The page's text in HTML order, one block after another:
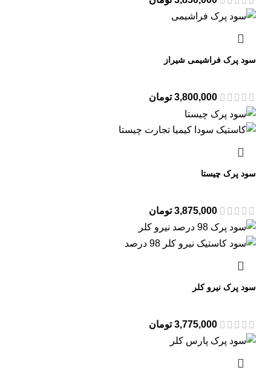
سود پرک فراشیمی شیراز
3,800,000 تومان
سود پرک چیستا
3,875,000 تومان
سود پرک نیرو کلر
3,775,000 تومان